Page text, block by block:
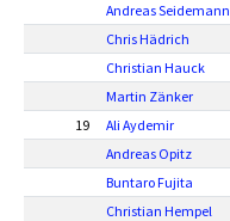
Andreas Seidemann
Chris Hädrich
Christian Hauck
Martin Zänker
19
Ali Aydemir
Andreas Opitz
Buntaro Fujita
Christian Hempel